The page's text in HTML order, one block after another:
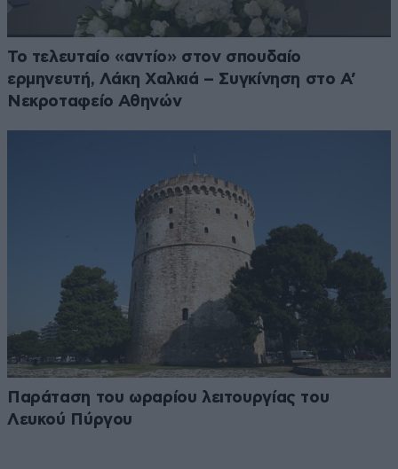
Το τελευταίο «αντίο» στον σπουδαίο
ερμηνευτή, Λάκη Χαλκιά – Συγκίνηση στο Α’
Νεκροταφείο Αθηνών
Παράταση του ωραρίου λειτουργίας του
Λευκού Πύργου